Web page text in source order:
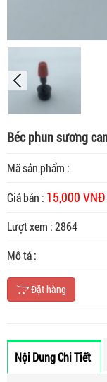
Béc phun sương
Mã sản phẩm :
Giá bán : 15,000 VNĐ
Lượt xem : 2864
Mô tả :
Đặt hàng
Nội Dung Chi Tiết